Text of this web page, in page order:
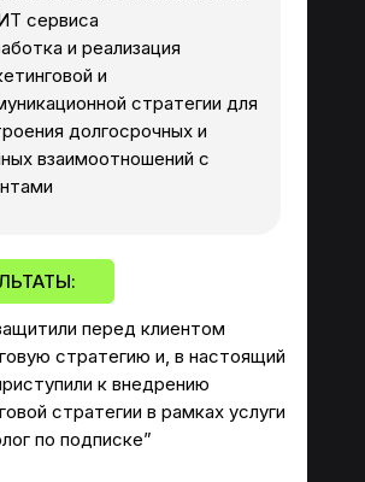
сервиса
и реализация
и
стратегии для
долгосрочных и
взаимоотношений с
перед клиентом
стратегию и, в настоящий
к внедрению
стратегии в рамках услуги
по подписке”